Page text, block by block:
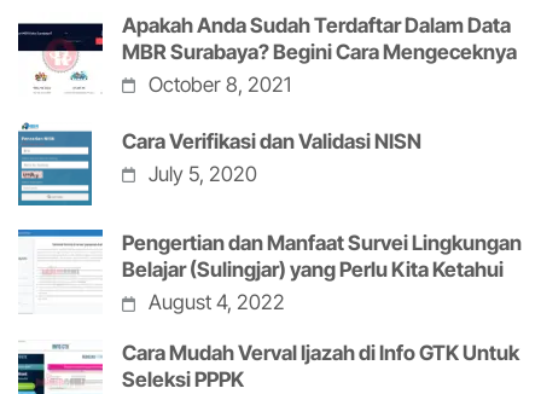
Apakah Anda Sudah Terdaftar Dalam Data
MBR Surabaya? Begini Cara Mengeceknya
October 8, 2021
Cara Verifikasi dan Validasi NISN
July 5, 2020
Pengertian dan Manfaat Survei Lingkungan
Belajar (Sulingjar) yang Perlu Kita Ketahui
August 4, 2022
Cara Mudah Verval Ijazah di Info GTK Untuk
Seleksi PPPK